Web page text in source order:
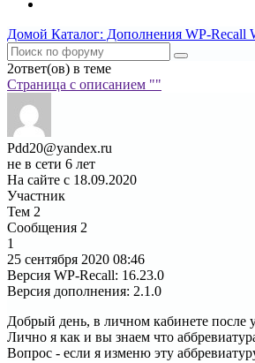
Домой Каталог: Дополнения WP-Recall
2ответ(ов) в теме
Страница c описанием ""
Pdd20@yandex.ru
не в сети 6 лет
На сайте с 18.09.2020
Участник
Тем 2
Сообщения 2
1
25 сентября 2020 08:46
Версия WP-Recall: 16.23.0
Версия дополнения: 2.1.0
Добрый день, в личном кабинете после
Лично я как и вы знаем что
Вопрос - если я изменю эту